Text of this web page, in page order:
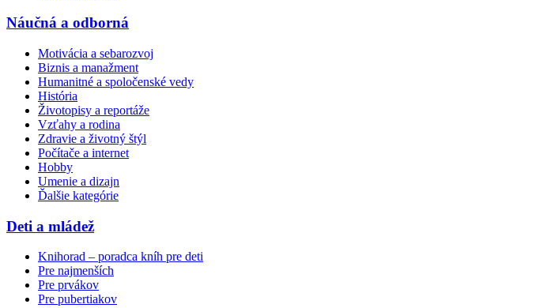
Náučná a odborná
Motivácia a sebarozvoj
Biznis a manažment
Humanitné a spoločenské vedy
História
Životopisy a reportáže
Vzťahy a rodina
Zdravie a životný štýl
Počítače a internet
Hobby
Umenie a dizajn
Ďalšie kategórie
Deti a mládež
Knihorad – poradca kníh pre deti
Pre najmenších
Pre prvákov
Pre pubertiakov